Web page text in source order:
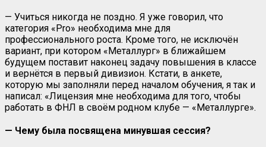
— Учиться никогда не поздно. Я уже говорил, что
категория «Pro» необходима мне для
профессионального роста. Кроме того, не исключён
вариант, при котором «Металлург» в ближайшем
будущем поставит наконец задачу повышения в классе
и вернётся в первый дивизион. Кстати, в анкете,
которую мы заполняли перед началом обучения, я так и
написал: «Лицензия мне необходима для того, чтобы
работать в ФНЛ в своём родном клубе — «Металлурге».
— Чему была посвящена минувшая сессия?